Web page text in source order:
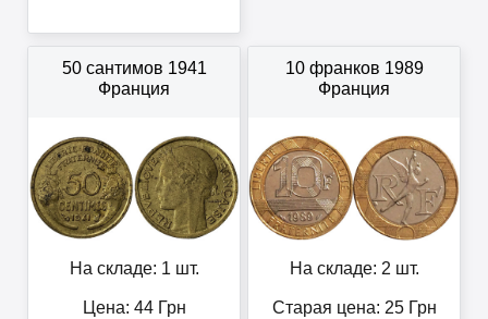
50 сантимов 1941
Франция
На складе: 1 шт.
Цена: 44Грн
10 франков 1989
Франция
На складе: 2 шт.
Старая цена: 25Грн